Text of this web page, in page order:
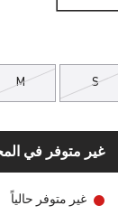
S
M
غير متوفر في
غير متوفر حالياً